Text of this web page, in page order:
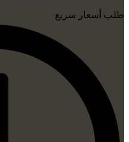
طلب أسعار سريع